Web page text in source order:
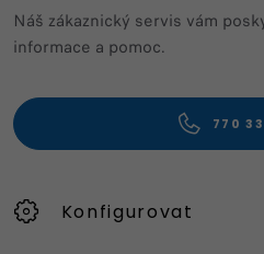
Náš zákaznický servis vám
informace a pomoc.
770
Konfigurovat